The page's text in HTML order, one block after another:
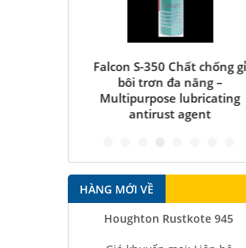
Falcon S-350 Chất chống gỉ
bôi trơn đa năng –
Multipurpose lubricating
antirust agent
HÀNG MỚI VỀ
Houghton Rustkote 945